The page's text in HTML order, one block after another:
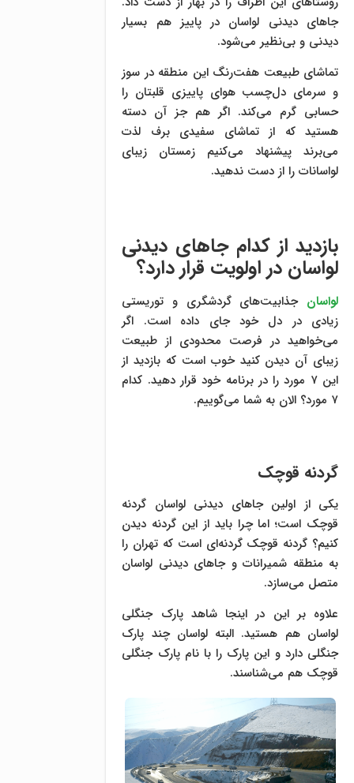
جاهای دیدنی لواسان در پاییز هم بسیار
دیدنی و بی‌نظیر می‌شود.
تماشای طبیعت هفت‌رنگ این منطقه در سوز
و سرمای دل‌چسب هوای پاییزی قلبتان را
حسابی گرم می‌کند. اگر هم جز آن دسته
هستید که از تماشای سفیدی برف لذت
می‌برند پیشنهاد می‌کنیم زمستان زیبای
لواسانات را از دست ندهید.
بازدید از کدام جاهای دیدنی
لواسان در اولویت قرار دارد؟
لواسان جذابیت‌های گردشگری و توریستی
زیادی در دل خود جای داده است. اگر
می‌خواهید در فرصت محدودی از طبیعت
زیبای آن دیدن کنید خوب است که بازدید از
این ۷ مورد را در برنامه خود قرار دهید. کدام
۷ مورد؟ الان به شما می‌گوییم.
گردنه قوچک
یکی از اولین جاهای دیدنی لواسان گردنه
قوچک است؛ اما چرا باید از این گردنه دیدن
کنیم؟ گردنه قوچک گردنه‌ای است که تهران را
به منطقه شمیرانات و جاهای دیدنی لواسان
متصل می‌سازد.
علاوه بر این در اینجا شاهد پارک جنگلی
لواسان هم هستید. البته لواسان چند پارک
جنگلی دارد و این پارک را با نام پارک جنگلی
قوچک هم می‌شناسند.